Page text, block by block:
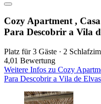
Cozy Apartment ,
Para Descobrir a Vila
Platz für 3 Gäste · 2
4,01 Bewertung
Weitere Infos zu Cozy
Para Descobrir a Vila de Elvas